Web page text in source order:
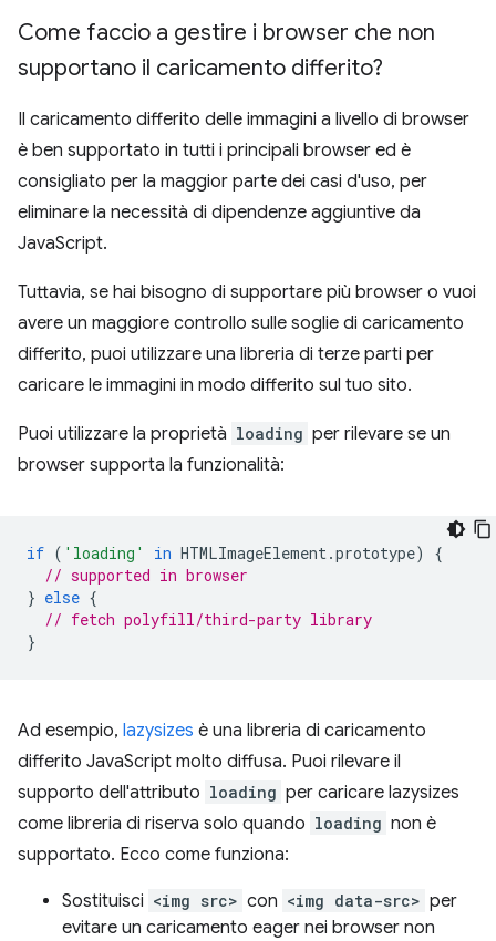
Come faccio a gestire i browser che non
supportano il caricamento differito?
Il caricamento differito delle immagini a livello di browser
è ben supportato in tutti i principali browser ed è
consigliato per la maggior parte dei casi d'uso, per
eliminare la necessità di dipendenze aggiuntive da
JavaScript.
Tuttavia, se hai bisogno di supportare più browser o vuoi
avere un maggiore controllo sulle soglie di caricamento
differito, puoi utilizzare una libreria di terze parti per
caricare le immagini in modo differito sul tuo sito.
Puoi utilizzare la proprietà loading per rilevare se un
browser supporta la funzionalità:
if ( 'loading' in HTMLImageElement .prototype)
{
// supported in browser
} else {
// fetch polyfill/third-party library
}
Ad esempio, lazysizes è una libreria di caricamento
differito JavaScript molto diffusa. Puoi rilevare il
supporto dell'attributo loading per caricare lazysizes
come libreria di riserva solo quando loading non è
supportato. Ecco come funziona:
Sostituisci <img src> con <img data-src> per
evitare un caricamento eager nei browser non